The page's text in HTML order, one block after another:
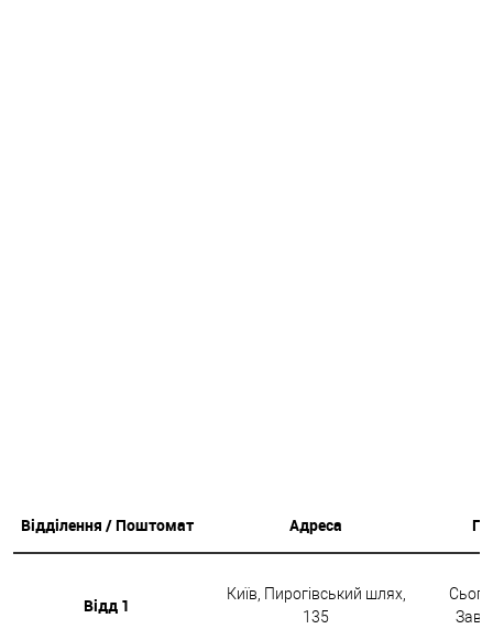
Відділення / Поштомат Адреса
Відд 1
Київ, Пирогівський шлях,
135